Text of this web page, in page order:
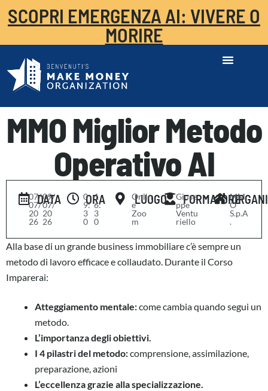
SCOPRI EMERGENZA AI: VIVERE O
MORIRE
MMO Miglior Metodo
Operativo AI
DATA
07/
07/
20
26
-09/
07/
20
26
ORA
0
9:
3
0
-1
6:
3
0
LUOGO
Onlin
e
Zoo
m
FORMATORE
Giuse
ppe
Ventu
riello
MM
O
S.p.A
.
Alla base di un grande business immobiliare c’è sempre un
metodo di lavoro efficace e collaudato. Durante il Corso
Imparerai:
Atteggiamento mentale:come cambia quando segui un
metodo.
L’importanza degli obiettivi.
I 4 pilastri del metodo:comprensione, assimilazione,
preparazione, azioni
L’eccellenza grazie alla specializzazione.